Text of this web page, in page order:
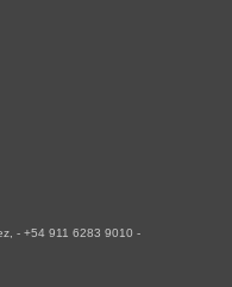
- +54 911 6283 9010 -